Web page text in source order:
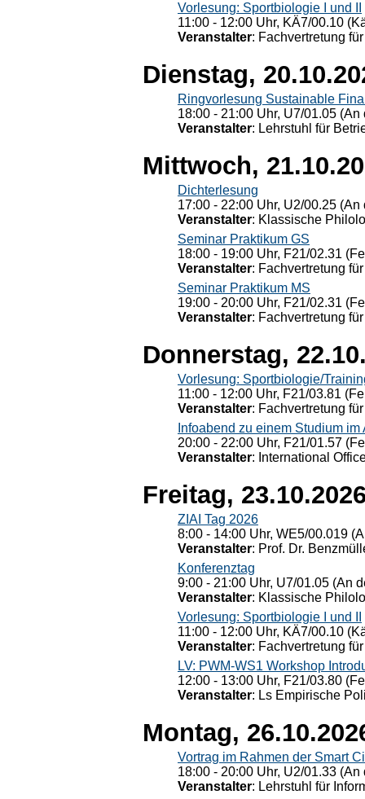
Vorlesung: Sportbiologie I und II
11:00 - 12:00 Uhr, KÄ7/00.10
Veranstalter: Fachvertretung
Dienstag,
Ringvorlesung Sustainable
18:00 - 21:00 Uhr, U7/01.05
Veranstalter: Lehrstuhl für
Mittwoch,
Dichterlesung
17:00 - 22:00 Uhr, U2/00.25
Veranstalter: Klassische
Seminar Praktikum GS
18:00 - 19:00 Uhr, F21/02.31
Veranstalter: Fachvertretung
Seminar Praktikum MS
19:00 - 20:00 Uhr, F21/02.31
Veranstalter: Fachvertretung
Donnerstag,
Vorlesung: Sportbiologie/
11:00 - 12:00 Uhr, F21/03.81
Veranstalter: Fachvertretung
Infoabend zu einem Studium im
20:00 - 22:00 Uhr, F21/01.57
Veranstalter: International
Freitag,
ZIAI Tag 2026
8:00 - 14:00 Uhr, WE5/00.019
Veranstalter: Prof. Dr.
Konferenztag
9:00 - 21:00 Uhr, U7/01.05 (An
Veranstalter: Klassische
Vorlesung: Sportbiologie I und II
11:00 - 12:00 Uhr, KÄ7/00.10
Veranstalter: Fachvertretung
LV: PWM-WS1 Workshop
12:00 - 13:00 Uhr, F21/03.80
Veranstalter: Ls Empirische
Montag,
Vortrag im Rahmen der Smart
18:00 - 20:00 Uhr, U2/01.33
Veranstalter: Lehrstuhl für